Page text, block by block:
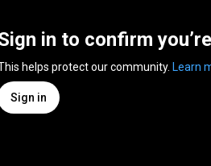
in to confirm
helps protect our community. Learn
Sign in